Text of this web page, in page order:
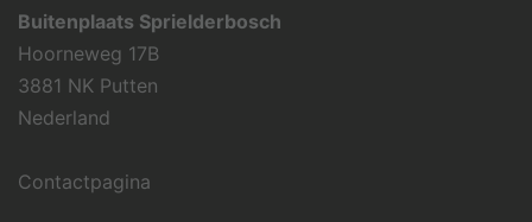
Buitenplaats Sprielderbosch
Hoorneweg 17B
3881 NK Putten
Nederland
Contactpagina